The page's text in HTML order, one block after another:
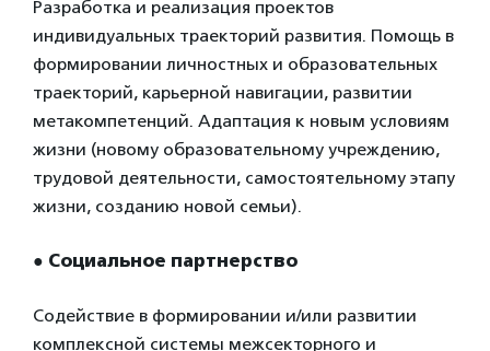
Разработка и реализация проектов
индивидуальных траекторий развития. Помощь в
формировании личностных и образовательных
траекторий, карьерной навигации, развитии
метакомпетенций. Адаптация к новым условиям
жизни (новому образовательному учреждению,
трудовой деятельности, самостоятельному этапу
жизни, созданию новой семьи).
● Социальное партнерство
Содействие в формировании и/или развитии
комплексной системы межсекторного и